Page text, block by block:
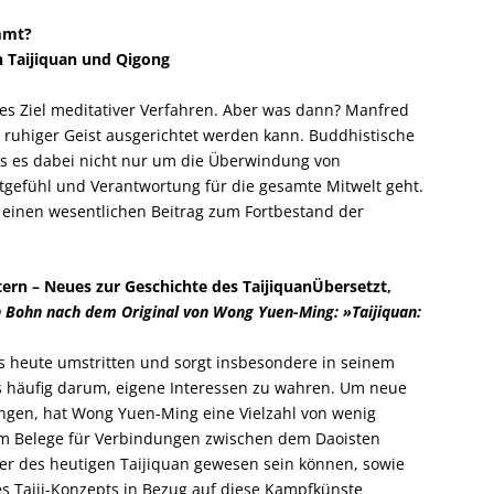
und Qigong
Ziel meditativer Verfahren. Aber was dann? Manfred
Geist ausgerichtet werden kann. Buddhistische
es dabei nicht nur um die Überwindung von
und Verantwortung für die gesamte Mitwelt geht.
wesentlichen Beitrag zum Fortbestand der
– Neues zur Geschichte des TaijiquanÜbersetzt,
nach dem Original von Wong Yuen-Ming: »Taijiquan:
heute umstritten und sorgt insbesondere in seinem
darum, eigene Interessen zu wahren. Um neue
hat Wong Yuen-Ming eine Vielzahl von wenig
für Verbindungen zwischen dem Daoisten
des heutigen Taijiquan gewesen sein können, sowie
Konzepts in Bezug auf diese Kampfkünste